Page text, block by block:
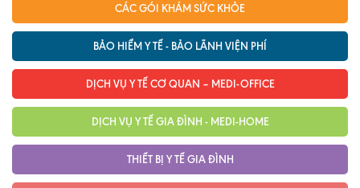
CÁC GÓI KHÁM SỨC KHỎE
BẢO HIỂM Y TẾ - BẢO LÃNH VIỆN PHÍ
DỊCH VỤ Y TẾ CƠ QUAN – MEDI-OFFICE
DỊCH VỤ Y TẾ GIA ĐÌNH - MEDI-HOME
THIẾT BỊ Y TẾ GIA ĐÌNH